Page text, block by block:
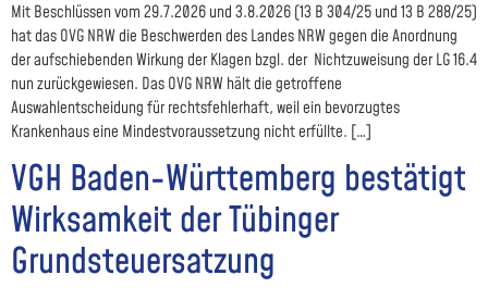
Mit Beschlüssen vom 29.7.2026 und 3.8.2026 (13 B 304/25 und 13 B 288/25)
hat das OVG NRW die Beschwerden des Landes NRW gegen die Anordnung
der aufschiebenden Wirkung der Klagen bzgl. der Nichtzuweisung der LG 16.4
nun zurückgewiesen. Das OVG NRW hält die getroffene
Auswahlentscheidung für rechtsfehlerhaft, weil ein bevorzugtes
Krankenhaus eine Mindestvoraussetzung nicht erfüllte. […]
VGH Baden-Württemberg bestätigt
Wirksamkeit der Tübinger
Grundsteuersatzung